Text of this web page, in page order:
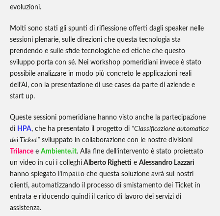
evoluzioni.
Molti sono stati gli spunti di riflessione offerti dagli speaker nelle
sessioni plenarie, sulle direzioni che questa tecnologia sta
prendendo e sulle sfide tecnologiche ed etiche che questo
sviluppo porta con sé. Nei workshop pomeridiani invece è stato
possibile analizzare in modo più concreto le applicazioni reali
dell’AI, con la presentazione di use cases da parte di aziende e
start up.
Queste sessioni pomeridiane hanno visto anche la partecipazione
di HPA, che ha presentato il progetto di “Classificazione automatica
dei Ticket” sviluppato in collaborazione con le nostre divisioni
Trilance e Ambiente.it. Alla fine dell’intervento è stato proiettato
un video in cui i colleghi Alberto Righetti e Alessandro Lazzari
hanno spiegato l’impatto che questa soluzione avrà sui nostri
clienti, automatizzando il processo di smistamento dei Ticket in
entrata e riducendo quindi il carico di lavoro dei servizi di
assistenza.